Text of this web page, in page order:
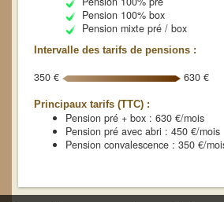
Pension 100% box
Pension mixte pré / box
Intervalle des tarifs de pensions :
350 € 630 €
Principaux tarifs (TTC) :
Pension pré + box : 630 €/mois
Pension pré avec abri : 450 €/mois
Pension convalescence : 350 €/